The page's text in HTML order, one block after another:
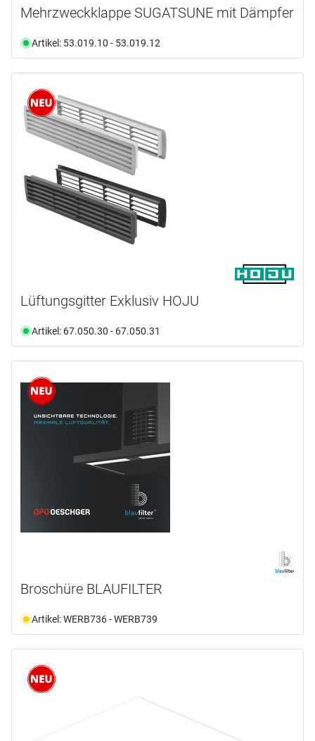
Mehrzweckklappe SUGATSUNE mit Dämpfer
Artikel: 53.019.10 - 53.019.12
Lüftungsgitter Exklusiv HOJU
Artikel: 67.050.30 - 67.050.31
Broschüre BLAUFILTER
Artikel: WERB736 - WERB739